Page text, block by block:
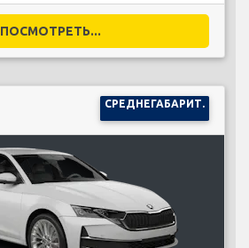
ПОСМОТРЕТЬ...
СРЕДНЕГАБАРИТ.